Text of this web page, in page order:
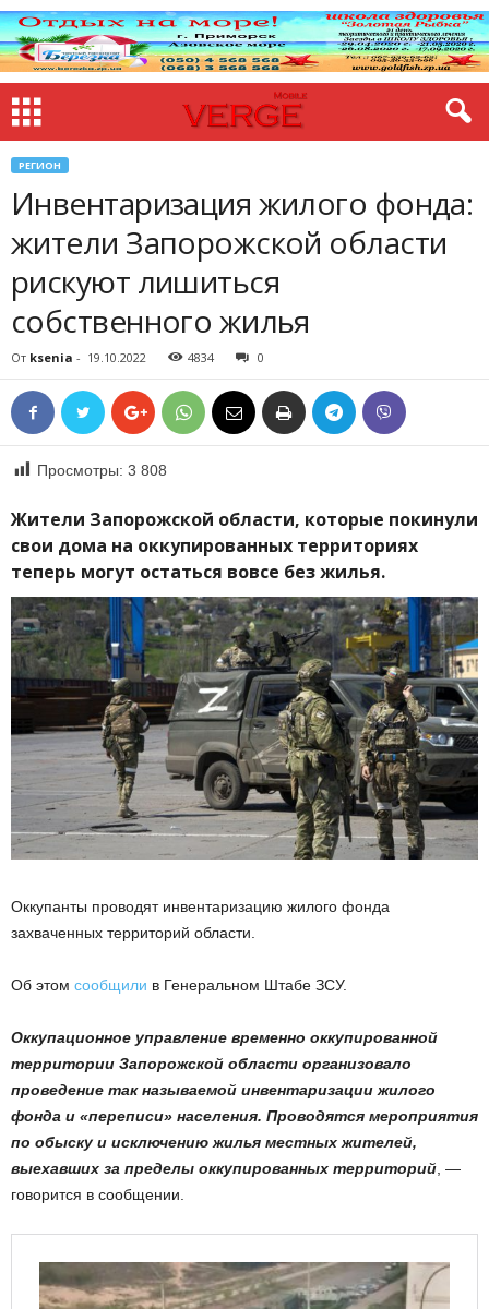
РЕГИОН
Инвентаризация жилого фонда:
жители Запорожской области
рискуют лишиться
собственного жилья
От ksenia - 19.10.2022 4834 0
Просмотры: 3 808
Жители Запорожской области, которые покинули
свои дома на оккупированных территориях
теперь могут остаться вовсе без жилья.
Оккупанты проводят инвентаризацию жилого фонда
захваченных территорий области.
Об этом сообщили в Генеральном Штабе ЗСУ.
Оккупационное управление временно оккупированной
территории Запорожской области организовало
проведение так называемой инвентаризации жилого
фонда и «переписи» населения. Проводятся мероприятия
по обыску и исключению жилья местных жителей,
выехавших за пределы оккупированных территорий , —
говорится в сообщении.